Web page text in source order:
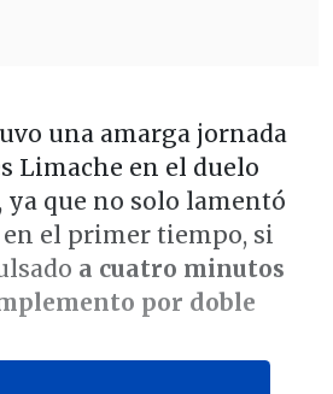
una amarga jornada
Limache en el duelo
que no solo lamentó
el primer tiempo, si
a cuatro minutos
por doble